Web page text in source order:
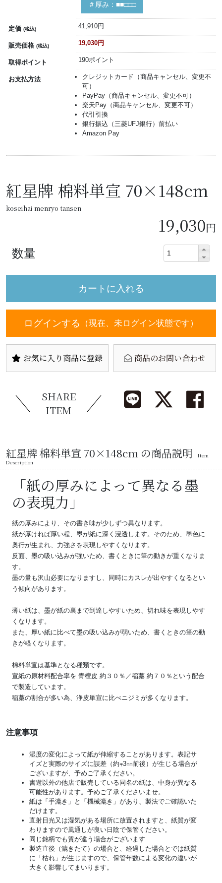
＃厚み：■■□□□
定価 (税込) 41,910円
販売価格 (税込) 19,030円
取得ポイント 190ポイント
お支払方法
クレジットカード（商品キャンセル、変更不
可）
PayPay（商品キャンセル、変更不可）
楽天Pay（商品キャンセル、変更不可）
代引引換
銀行振込（三菱UFJ銀行）前払い
Amazon Pay
紅星牌 棉料単宣 70×148cm
koseihai menryo tansen
19,030円
数量
ログインする （現在、未ログイン状態です）
お気に入り商品に登録 商品のお問い合わせ
SHARE
ITEM
紅星牌 棉料単宣 70×148cm の商品説明
Item
Description
「紙の厚みによって異なる墨
の表現力」
紙の厚みにより、その書き味が少しずつ異なります。
紙が厚ければ厚い程、墨が紙に深く浸透します。そのため、墨色に
奥行が生まれ、力強さを表現しやすくなります。
反面、墨の吸い込みが強いため、書くときに筆の動きが重くなりま
す。
墨の量も沢山必要になりますし、同時にカスレが出やすくなるとい
う傾向があります。
薄い紙は、墨が紙の裏まで到達しやすいため、切れ味を表現しやす
くなります。
また、厚い紙に比べて墨の吸い込みが弱いため、書くときの筆の動
きが軽くなります。
棉料単宣は基準となる種類です。
宣紙の原材料配合率を 青檀皮 約３０％／稲藁 約７０％という配合
で製造しています。
稲藁の割合が多い為、浄皮単宣に比べニジミが多くなります。
注意事項
湿度の変化によって紙が伸縮することがあります。表記サ
イズと実際のサイズに誤差（約∓3㎜前後）が生じる場合が
ございますが、予めご了承ください。
書遊以外の他店で販売している同名の紙は、中身が異なる
可能性があります。予めご了承くださいませ。
紙は「手漉き」と「機械漉き」があり、製法でご確認いた
だけます。
直射日光又は湿気がある場所に放置されますと、紙質が変
わりますので風通しが良い日陰で保管ください。
同じ銘柄でも質が違う場合がございます
製造直後（漉きたて）の場合と、経過した場合とでは紙質
に「枯れ」が生じますので、保管年数による変化の違いが
大きく影響してまいります。